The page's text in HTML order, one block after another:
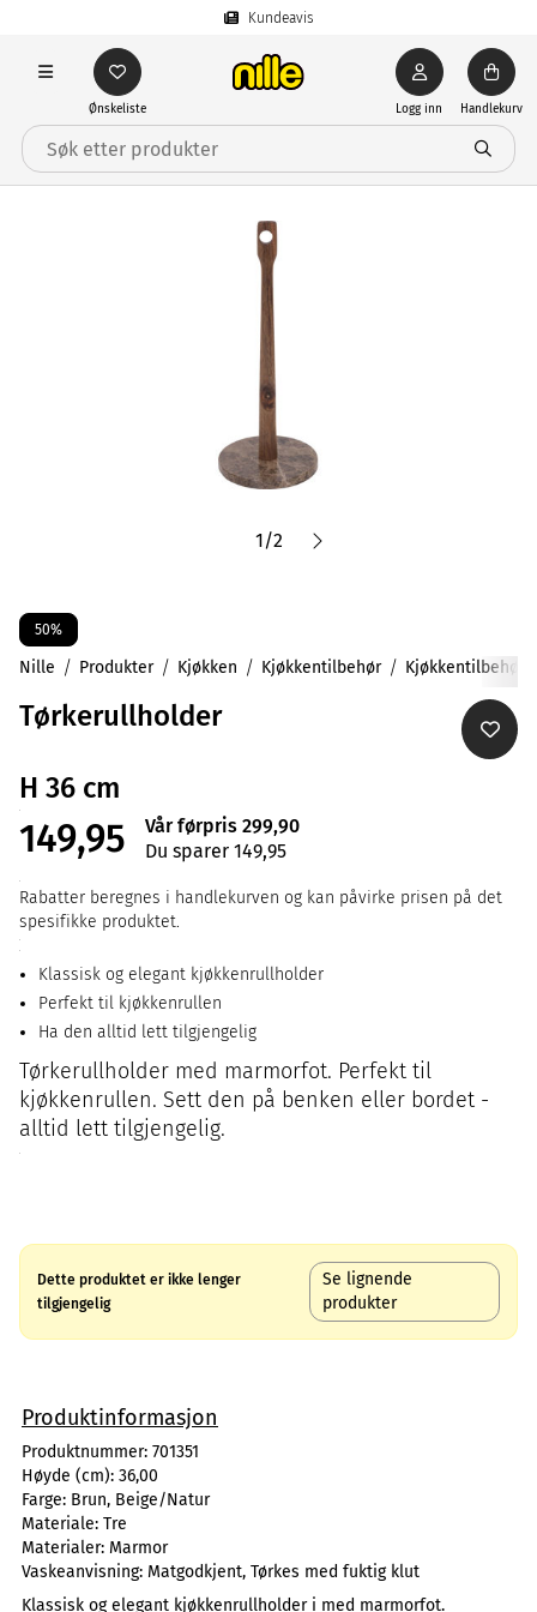
Kundeavis
Ønskeliste Logg inn Handlekurv
1/2
50%
Nille Produkter Kjøkken Kjøkkentilbehør Kjøkkentilbehør
Tørkerullholder
H 36 cm
149,95
Vår førpris 299,90
Du sparer 149,95
Rabatter beregnes i handlekurven og kan påvirke prisen på det
spesifikke produktet.
Klassisk og elegant kjøkkenrullholder
Perfekt til kjøkkenrullen
Ha den alltid lett tilgjengelig
Tørkerullholder med marmorfot. Perfekt til
kjøkkenrullen. Sett den på benken eller bordet -
alltid lett tilgjengelig.
Dette produktet er ikke lenger
tilgjengelig
Se lignende
produkter
Produktinformasjon
Produktnummer: 701351
Høyde (cm): 36,00
Farge: Brun, Beige/Natur
Materiale: Tre
Materialer: Marmor
Vaskeanvisning: Matgodkjent, Tørkes med fuktig klut
Klassisk og elegant kjøkkenrullholder i med marmorfot.